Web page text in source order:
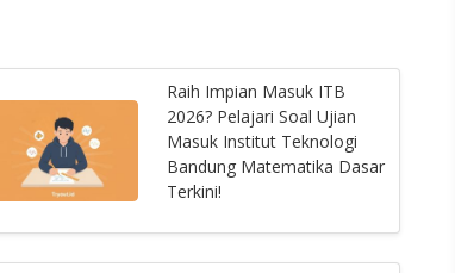
Raih Impian Masuk ITB
2026? Pelajari Soal Ujian
Masuk Institut Teknologi
Bandung Matematika Dasar
Terkini!